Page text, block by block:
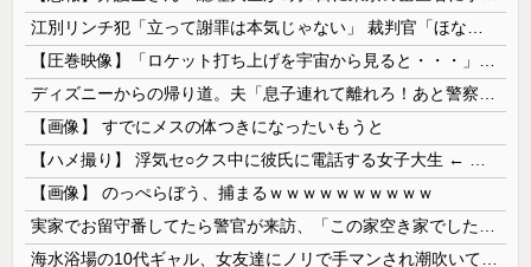
【画像】 すでにメスの体つきになったいもうと
【画像】 のっぺらぼう、捕まるｗｗｗｗｗｗｗｗｗｗ